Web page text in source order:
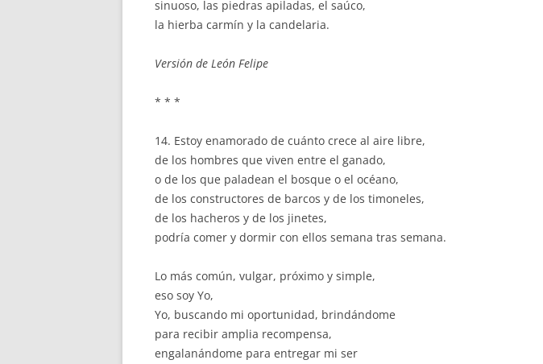
sinuoso, las piedras apiladas, el saúco,
la hierba carmín y la candelaria.
Versión de León Felipe
* * *
14. Estoy enamorado de cuánto crece al aire libre,
de los hombres que viven entre el ganado,
o de los que paladean el bosque o el océano,
de los constructores de barcos y de los timoneles,
de los hacheros y de los jinetes,
podría comer y dormir con ellos semana tras semana.
Lo más común, vulgar, próximo y simple,
eso soy Yo,
Yo, buscando mi oportunidad, brindándome
para recibir amplia recompensa,
engalanándome para entregar mi ser